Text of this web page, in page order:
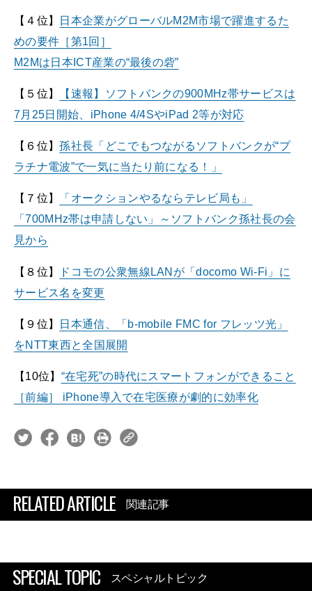
【４位】
日本企業がグローバルM2M市場で躍進するた
めの要件［第1回］
M2Mは日本ICT産業の“最後の砦”
【５位】
【速報】ソフトバンクの900MHz帯サービスは
7月25日開始、iPhone 4/4SやiPad 2等が対応
【６位】孫社長「どこでもつながるソフトバンクが“プ
ラチナ電波”で一気に当たり前になる！」
【７位】
「オークションやるならテレビ局も」
「700MHz帯は申請しない」～ソフトバンク孫社長の会
見から
【８位】
ドコモの公衆無線LANが「docomo Wi-Fi」に
サービス名を変更
【９位】
日本通信、「b-mobile FMC for フレッツ光」
をNTT東西と全国展開
【10位】 “在宅死”の時代にスマートフォンができること
［前編］ iPhone導入で在宅医療が劇的に効率化
RELATED ARTICLE 関連記事
SPECIAL TOPIC スペシャルトピック